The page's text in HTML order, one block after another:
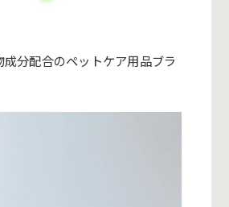
成分配合のペットケア用品ブラ